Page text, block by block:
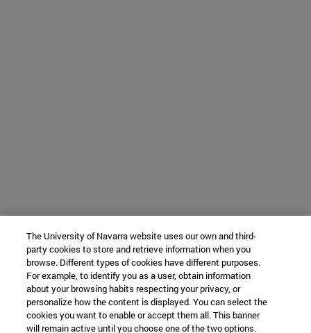
The University of Navarra website uses our own and third-
party cookies to store and retrieve information when you
browse. Different types of cookies have different purposes.
For example, to identify you as a user, obtain information
about your browsing habits respecting your privacy, or
personalize how the content is displayed. You can select the
cookies you want to enable or accept them all. This banner
will remain active until you choose one of the two options.